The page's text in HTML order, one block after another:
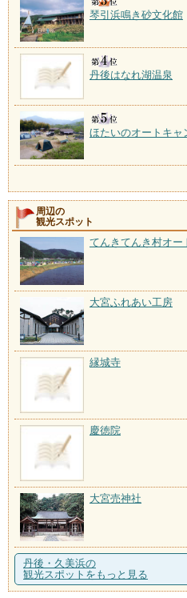
琴引浜鳴き砂文化館
丹後はなれ湖温泉
ほたいのオートキャ
周辺の
観光スポット
てんきてんき村オー
大宮ふれあい工房
縁城寺
慶徳院
大宮売神社
丹後・久美浜の
観光スポットをもっと見る